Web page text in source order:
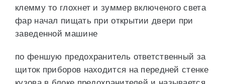
клемму то глохнет и зуммер включеного света
фар начал пищать при открытии двери при
заведенной машине
по феншую предохранитель ответственный за
щиток приборов находится на передней стенке